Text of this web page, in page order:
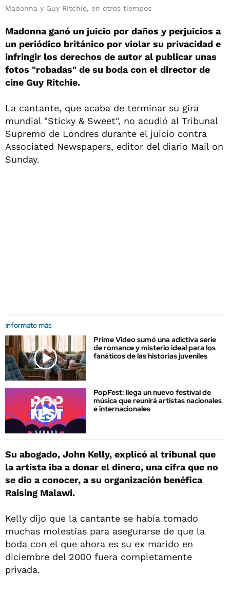
Madonna y Guy Ritchie, en otros tiempos
Madonna ganó un juicio por daños y perjuicios a
un periódico británico por violar su privacidad e
infringir los derechos de autor al publicar unas
fotos "robadas" de su boda con el director de
cine Guy Ritchie.
La cantante, que acaba de terminar su gira
mundial "Sticky & Sweet", no acudió al Tribunal
Supremo de Londres durante el juicio contra
Associated Newspapers, editor del diario Mail on
Sunday.
Informate más
Prime Video sumó una adictiva serie
de romance y misterio ideal para los
fanáticos de las historias juveniles
PopFest: llega un nuevo festival de
música que reunirá artistas nacionales
e internacionales
Su abogado, John Kelly, explicó al tribunal que
la artista iba a donar el dinero, una cifra que no
se dio a conocer, a su organización benéfica
Raising Malawi.
Kelly dijo que la cantante se había tomado
muchas molestias para asegurarse de que la
boda con el que ahora es su ex marido en
diciembre del 2000 fuera completamente
privada.